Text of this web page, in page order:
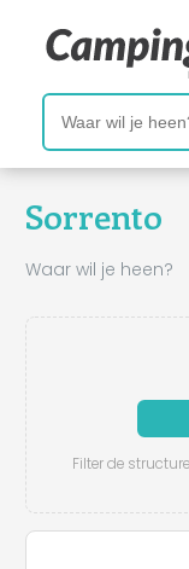
Sorrento
Waar wil je heen?
Filter de